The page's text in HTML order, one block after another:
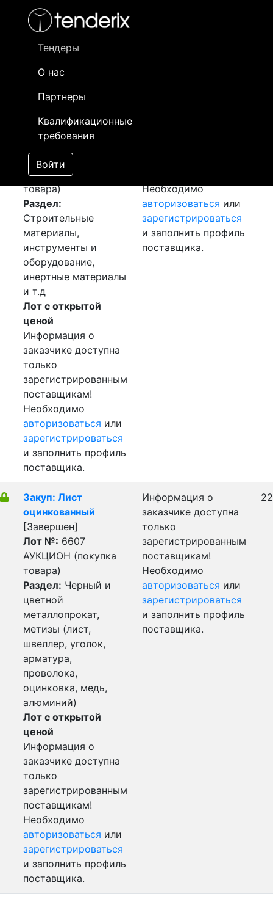
Тендеры
О нас
Партнеры
Квалификационные
требования
Войти
- активный лот
- сохраненный лот (не опубликован)
Закуп: Бетон
[Завершен]
Победитель выбран
Лот №:6608
АУКЦИОН (покупка
товара)
Раздел:
Строительные
материалы,
инструменты и
оборудование,
инертные материалы
и т.д
Лот с открытой
ценой
Информация о
заказчике доступна
только
зарегистрированным
поставщикам!
Необходимо
авторизоваться или
зарегистрироваться
и заполнить профиль
поставщика.
Необходимо
авторизоваться или
зарегистрироваться
и заполнить профиль
поставщика.
Закуп: Лист
оцинкованный
[Завершен]
Лот №: 6607
АУКЦИОН (покупка
товара)
Раздел: Черный и
цветной
металлопрокат,
метизы (лист,
швеллер, уголок,
арматура,
проволока,
оцинковка, медь,
алюминий)
Лот с открытой
ценой
Информация о
заказчике доступна
только
зарегистрированным
поставщикам!
Необходимо
авторизоваться или
зарегистрироваться
и заполнить профиль
поставщика.
Информация о
заказчике доступна
только
зарегистрированным
поставщикам!
Необходимо
авторизоваться или
зарегистрироваться
и заполнить профиль
поставщика.